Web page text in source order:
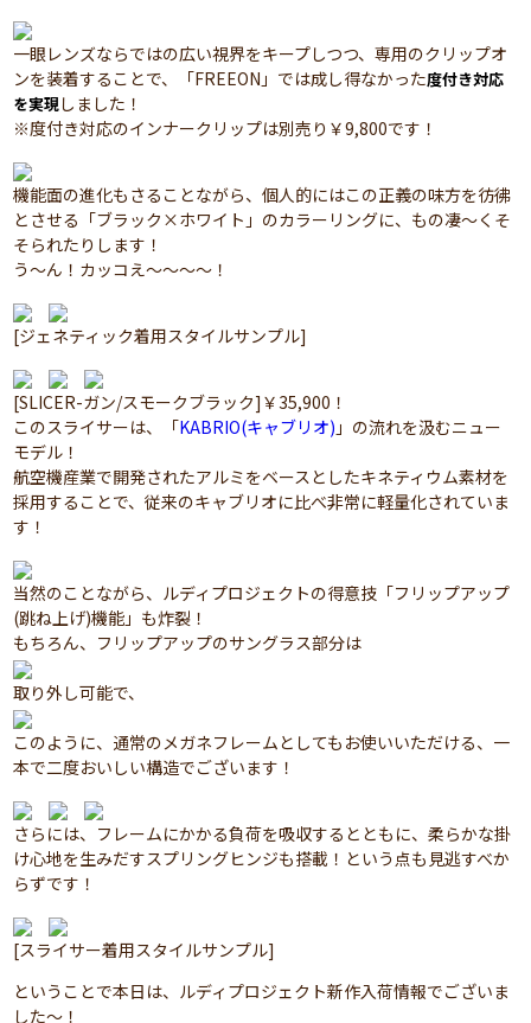
一眼レンズならではの広い視界をキープしつつ、専用のクリップオ
ンを装着することで、「FREEON」では成し得なかった度付き対応
を実現しました！
※度付き対応のインナークリップは別売り￥9,800です！
機能面の進化もさることながら、個人的にはこの正義の味方を彷彿
とさせる「ブラック×ホワイト」のカラーリングに、もの凄～くそ
そられたりします！
う～ん！カッコえ～～～～！
[ジェネティック着用スタイルサンプル]
[SLICER-ガン/スモークブラック]￥35,900！
このスライサーは、「KABRIO(キャブリオ) 」の流れを汲むニュー
モデル！
航空機産業で開発されたアルミをベースとしたキネティウム素材を
採用することで、従来のキャブリオに比べ非常に軽量化されていま
す！
当然のことながら、ルディプロジェクトの得意技「フリップアップ
(跳ね上げ)機能」も炸裂！
もちろん、フリップアップのサングラス部分は
取り外し可能で、
このように、通常のメガネフレームとしてもお使いいただける、一
本で二度おいしい構造でございます！
さらには、フレームにかかる負荷を吸収するとともに、柔らかな掛
け心地を生みだすスプリングヒンジも搭載！という点も見逃すべか
らずです！
[スライサー着用スタイルサンプル]
ということで本日は、ルディプロジェクト新作入荷情報でございま
した～！